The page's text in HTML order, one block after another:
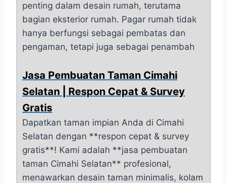
penting dalam desain rumah, terutama
bagian eksterior rumah. Pagar rumah tidak
hanya berfungsi sebagai pembatas dan
pengaman, tetapi juga sebagai penambah
Jasa Pembuatan Taman Cimahi
Selatan | Respon Cepat & Survey
Gratis
Dapatkan taman impian Anda di Cimahi
Selatan dengan **respon cepat & survey
gratis**! Kami adalah **jasa pembuatan
taman Cimahi Selatan** profesional,
menawarkan desain taman minimalis, kolam